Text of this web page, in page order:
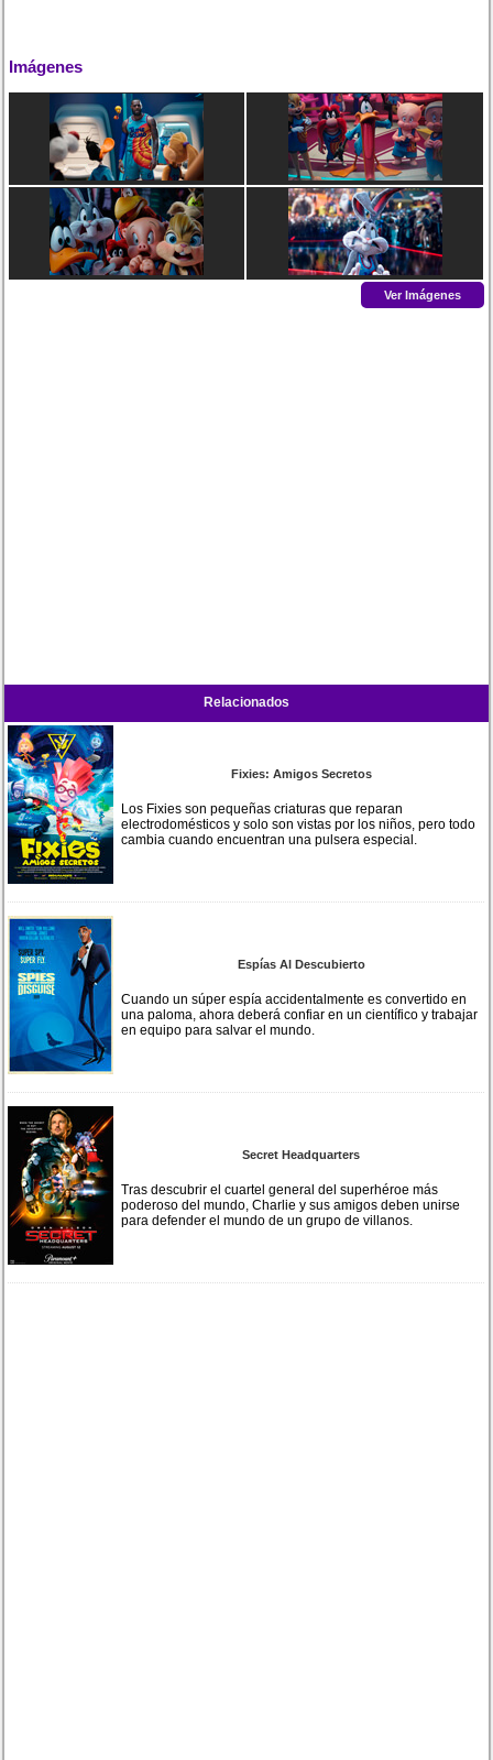
Imágenes
Ver Imágenes
Relacionados
Fixies: Amigos Secretos
Los Fixies son pequeñas criaturas que reparan
electrodomésticos y solo son vistas por los niños, pero todo
cambia cuando encuentran una pulsera especial.
Espías Al Descubierto
Cuando un súper espía accidentalmente es convertido en
una paloma, ahora deberá confiar en un científico y trabajar
en equipo para salvar el mundo.
Secret Headquarters
Tras descubrir el cuartel general del superhéroe más
poderoso del mundo, Charlie y sus amigos deben unirse
para defender el mundo de un grupo de villanos.